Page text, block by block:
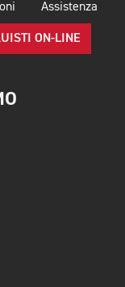
Assistenza
ON-LINE